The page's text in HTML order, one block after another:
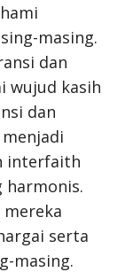
masing.
dan
wujud kasih
dan
interfaith
harmonis.
serta
masing.